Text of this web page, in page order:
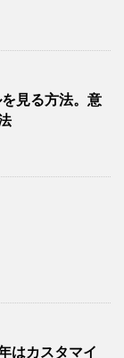
見る方法。意
はカスタマイ